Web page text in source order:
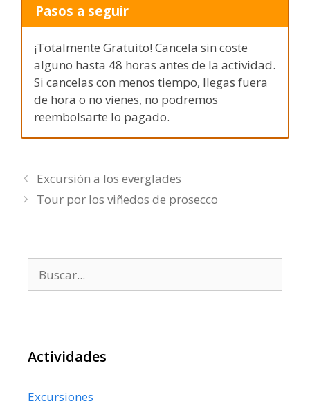
Pasos a seguir
¡Totalmente Gratuito! Cancela sin coste
alguno hasta 48 horas antes de la actividad.
Si cancelas con menos tiempo, llegas fuera
de hora o no vienes, no podremos
reembolsarte lo pagado.
Excursión a los everglades
Tour por los viñedos de prosecco
Actividades
Excursiones